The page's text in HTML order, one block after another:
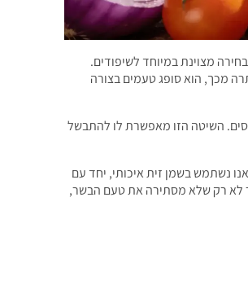
נתח בשר שמוכר כנתח מספר 13, והוא נחשב לבחירה מצוינת במיוחד לשיפודים.
מכך, הוא סופג טעמים בצורה
השיטה הזו מאפשרת לו להתבשל
נשתמש בשמן זית איכותי, יחד עם
לא רק שלא מסתירה את טעם הבשר,